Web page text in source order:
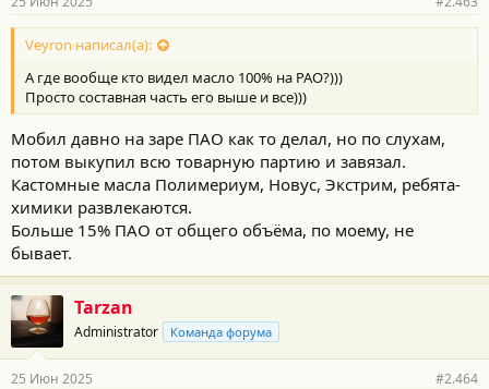
Veyron написал(а):
А где вообще кто видел масло 100% на PAO?)))
Просто составная часть его выше и все)))
Мобил давно на заре ПАО как то делал, но по слухам,
потом выкупил всю товарную партию и завязал.
Кастомные масла Полимериум, Новус, Экстрим, ребята-
химики развлекаются.
Больше 15% ПАО от общего объёма, по моему, не
бывает.
Tarzan
Administrator Команда форума
25 Июн 2025 #2.464